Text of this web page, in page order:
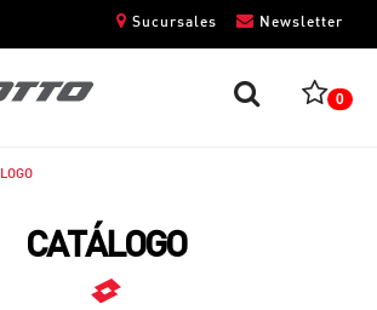
Newsletter
Sucursales
0
CATÁLOGO